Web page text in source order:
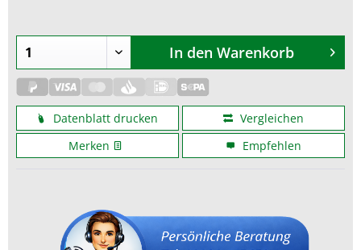
In den Warenkorb
Datenblatt drucken
Vergleichen
Merken
Empfehlen